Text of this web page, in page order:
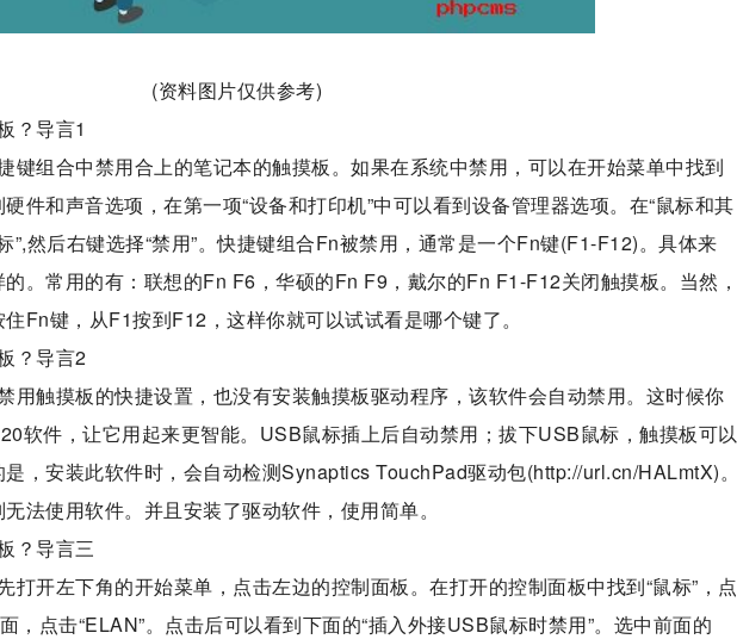
(资料图片仅供参考)
？导言1
键组合中禁用合上的笔记本的触摸板。如果在系统中禁用，可以在开始菜单中找到
件和声音选项，在第一项“设备和打印机”中可以看到设备管理器选项。在“鼠标和其
”,然后右键选择“禁用”。快捷键组合Fn被禁用，通常是一个Fn键(F1-F12)。具体来
。常用的有：联想的Fn F6，华硕的Fn F9，戴尔的Fn F1-F12关闭触摸板。当然，
Fn键，从F1按到F12，这样你就可以试试看是哪个键了。
？导言2
用触摸板的快捷设置，也没有安装触摸板驱动程序，该软件会自动禁用。这时候你
软件，让它用起来更智能。USB鼠标插上后自动禁用；拔下USB鼠标，触摸板可以
，安装此软件时，会自动检测Synaptics TouchPad驱动包(http://url.cn/HALmtX)。
法使用软件。并且安装了驱动软件，使用简单。
？导言三
打开左下角的开始菜单，点击左边的控制面板。在打开的控制面板中找到“鼠标”，点
，点击“ELAN”。点击后可以看到下面的“插入外接USB鼠标时禁用”。选中前面的